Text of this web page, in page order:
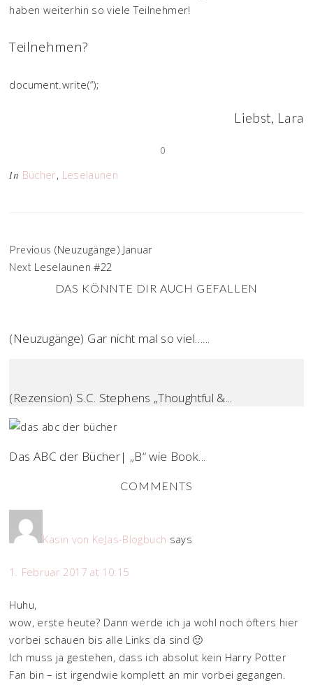
haben weiterhin so viele Teilnehmer!
Teilnehmen?
document.write(“);
Liebst, Lara
0
In Bücher, Leselaunen
Previous (Neuzugänge) Januar
Next Leselaunen #22
DAS KÖNNTE DIR AUCH GEFALLEN
(Neuzugänge) Gar nicht mal so viel…...
(Rezension) S.C. Stephens „Thoughtful &...
Das ABC der Bücher| „B“ wie Book...
COMMENTS
Kasin von KeJas-Blogbuch says
1. Februar 2017 at 10:15
Huhu,
wow, erste heute? Dann werde ich ja wohl noch öfters hier
vorbei schauen bis alle Links da sind 🙂
Ich muss ja gestehen, dass ich absolut kein Harry Potter
Fan bin – ist irgendwie komplett an mir vorbei gegangen.